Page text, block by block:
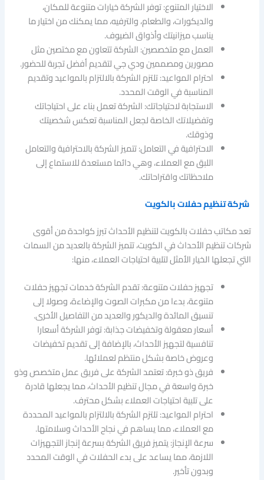
الاختيار المتنوع: توفر الشركة خيارات متنوعة للمكان،
والديكورات، والطعام، والترفيه، مما يمكنك من اختيار ما
يناسب ميزانيتك وأذواق الضيوف.
العمل مع متخصصين: الشركة تتعاون مع مختصين مثل
مصورين ومصممين ودي جي لتقديم أفضل تجربة للحضور.
احترام المواعيد: تلتزم الشركة بالالتزام بالمواعيد وتقديم
المناسبة في الوقت المحدد.
الاستجابة لاحتياجاتك: الشركة تعمل بناء على احتياجاتك
وتفضيلاتك الخاصة لجعل المناسبة تعكس شخصيتك
وذوقك.
الاحترافية في التعامل: تتميز الشركة بالاحترافية والتعامل
اللبق مع العملاء، وهي دائما مستعدة للاستماع إلى
ملاحظاتك واقتراحاتك.
شركة تنظيم حفلات بالكويت
تعد مكاتب حفلات بالكويت لتنظيم الأحداث تبرز كواحدة من أقوى
شركات تنظيم الأحداث في الكويت، تتميز الشركة بالعديد من السمات
التي تجعلها الخيار الأمثل لتلبية احتياجات العملاء، منها:
تجهيز حفلات متنوعة: تقدم الشركة خدمات تجهيز حفلات
متنوعة، بدءا من مكبرات الصوت والإضاءة، وصولا إلى
تنسيق المائدة والديكور والعديد من التفاصيل الأخرى.
أسعار معقولة وتخفيضات جذابة: توفر الشركة أسعارا
تنافسية لتجهيز الأحداث، بالإضافة إلى تقديم تخفيضات
وعروض خاصة بشكل منتظم لعملائها.
فريق ذو خبرة: تعتمد الشركة على فريق عمل متخصص وذو
خبرة واسعة في مجال تنظيم الأحداث، مما يجعلها قادرة
على تلبية احتياجات العملاء بشكل محترف.
احترام المواعيد: تلتزم الشركة بالالتزام بالمواعيد المحددة
مع العملاء، مما يساهم في نجاح الأحداث وسلامتها.
سرعة الإنجاز: يتميز فريق الشركة بسرعة إنجاز التجهيزات
اللازمة، مما يساعد على بدء الحفلات في الوقت المحدد
وبدون تأخير.